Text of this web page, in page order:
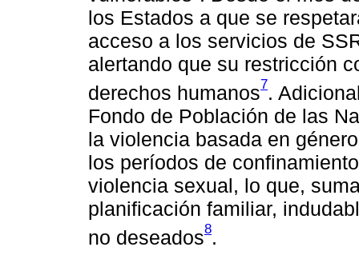
los Estados a que se
acceso a los servicios de
alertando que su restricción
derechos humanos7.
Fondo de Población de las
la violencia basada en
los períodos de
violencia sexual, lo que,
planificación familiar,
no deseados8.